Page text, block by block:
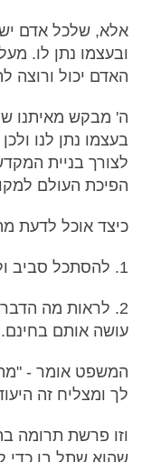
אלא, שלכל אדם
ובעצמו נתן לו.
האדם יכול ורוצה
ה' מבקש מאיתנו
בעצמו נתן לנו
לצורך בניית
הפיכת העולם
כיצד אוכל לדעת
1. להסתכל סביב ולראות באילו דברים אני מצטיין
2. לראות מה
עושה אותם בחינם.
המשפט אומר -
לך ומצליח זה
וזו פרשת תרומה
שהוא שתל בו כדי